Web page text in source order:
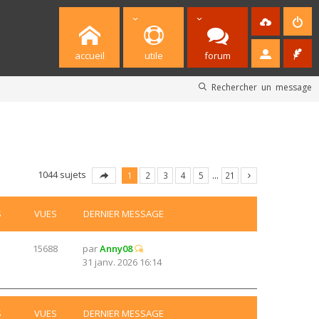
accueil utile forum
Rechercher un message
1044 sujets 1 2 3 4 5 … 21
VUES DERNIER MESSAGE
15688 parAnny08
31 janv. 2026 16:14
VUES DERNIER MESSAGE